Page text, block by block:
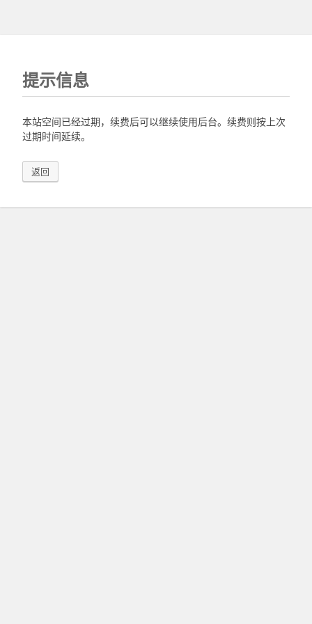
提示信息
本站空间已经过期，续费后可以继续使用后台。续费则按上次
过期时间延续。
返回